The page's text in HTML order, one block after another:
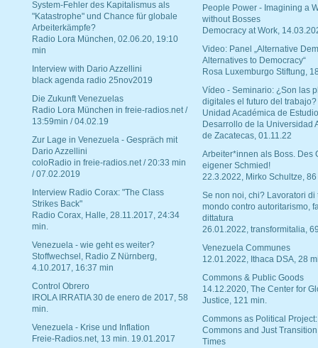
System-Fehler des Kapitalismus als
"Katastrophe" und Chance für globale
Arbeiterkämpfe?
Radio Lora München, 02.06.20, 19:10
min
Interview with Dario Azzellini
black agenda radio 25nov2019
Die Zukunft Venezuelas
Radio Lora München in freie-radios.net /
13:59min / 04.02.19
Zur Lage in Venezuela - Gespräch mit
Dario Azzellini
coloRadio in freie-radios.net / 20:33 min
/ 07.02.2019
Interview Radio Corax: "The Class
Strikes Back"
Radio Corax, Halle, 28.11.2017, 24:34
min.
Venezuela - wie geht es weiter?
Stoffwechsel, Radio Z Nürnberg,
4.10.2017, 16:37 min
Control Obrero
IROLA IRRATIA 30 de enero de 2017, 58
min.
Venezuela - Krise und Inflation
Freie-Radios.net, 13 min. 19.01.2017
People Power - Imagining a
without Bosses
Democracy at Work,
Video: Panel „Alternative
Alternatives to Democracy“
Rosa Luxemburgo Stiftung,
Vídeo - Seminario: ¿Son las
digitales el futuro del trabajo?
Unidad Académica de
Desarrollo de la Universidad
de Zacatecas, 01.11.22
Arbeiter*innen als Boss. Des
eigener Schmied!
22.3.2022, Mirko Schultze, 86
Se non noi, chi? Lavoratori di
mondo contro autoritarismo,
dittatura
26.01.2022, transformitalia,
Venezuela Communes
12.01.2022, Ithaca DSA, 28
Commons & Public Goods
14.12.2020, The Center for
Justice, 121 min.
Commons as Political Project:
Commons and Just
Times